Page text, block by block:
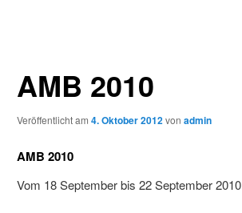
AMB 2010
Veröffentlicht am 4. Oktober 2012von admin
AMB 2010
Vom 18 September bis 22 September 2010